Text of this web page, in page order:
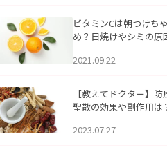
ビタミンCは朝つけち
め？日焼けやシミの原
2021.09.22
【教えてドクター】防
聖散の効果や副作用は
2023.07.27